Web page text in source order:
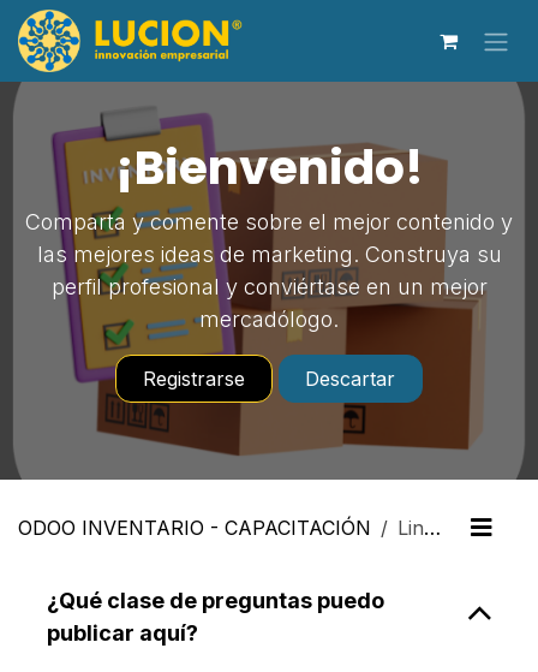
Ir al contenido
¡Bienvenido!
Comparta y comente sobre el mejor contenido y
las mejores ideas de marketing. Construya su
perfil profesional y conviértase en un mejor
mercadólogo.
Registrarse Descartar
ODOO INVENTARIO - CAPACITACIÓN Lineamientos
¿Qué clase de preguntas puedo
publicar aquí?